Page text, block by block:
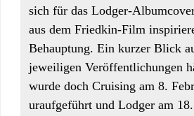
sich für das Lodger-
aus dem Friedkin-Film
Behauptung. Ein kurzer Blick
jeweiligen Veröffentlichungen
wurde doch Cruising am 8.
uraufgeführt und Lodger am